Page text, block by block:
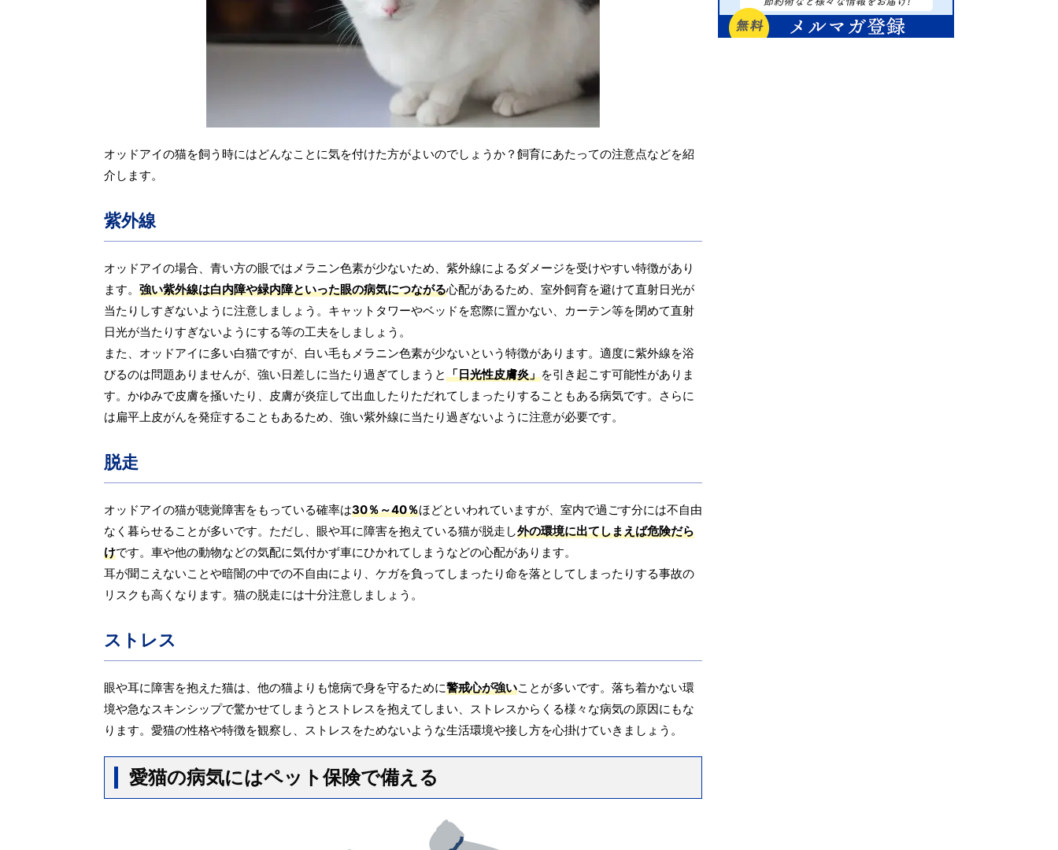
オッドアイの猫を飼う時にはどんなことに気を付けた方がよいのでしょうか？飼育にあたっての注意点などを紹
介します。
紫外線
オッドアイの場合、青い方の眼ではメラニン色素が少ないため、紫外線によるダメージを受けやすい特徴があり
ます。 強い紫外線は白内障や緑内障といった眼の病気につながる心配があるため、室外飼育を避けて直射日光が
当たりしすぎないように注意しましょう。キャットタワーやベッドを窓際に置かない、カーテン等を閉めて直射
日光が当たりすぎないようにする等の工夫をしましょう。
また、オッドアイに多い白猫ですが、白い毛もメラニン色素が少ないという特徴があります。適度に紫外線を浴
びるのは問題ありませんが、強い日差しに当たり過ぎてしまうと「日光性皮膚炎」を引き起こす可能性がありま
す。かゆみで皮膚を掻いたり、皮膚が炎症して出血したりただれてしまったりすることもある病気です。さらに
は扁平上皮がんを発症することもあるため、強い紫外線に当たり過ぎないように注意が必要です。
脱走
オッドアイの猫が聴覚障害をもっている確率は30％～40％ほどといわれていますが、室内で過ごす分には不自由
なく暮らせることが多いです。ただし、眼や耳に障害を抱えている猫が脱走し外の環境に出てしまえば危険だら
けです。車や他の動物などの気配に気付かず車にひかれてしまうなどの心配があります。
耳が聞こえないことや暗闇の中での不自由により、ケガを負ってしまったり命を落としてしまったりする事故の
リスクも高くなります。猫の脱走には十分注意しましょう。
ストレス
眼や耳に障害を抱えた猫は、他の猫よりも憶病で身を守るために警戒心が強いことが多いです。落ち着かない環
境や急なスキンシップで驚かせてしまうとストレスを抱えてしまい、ストレスからくる様々な病気の原因にもな
ります。愛猫の性格や特徴を観察し、ストレスをためないような生活環境や接し方を心掛けていきましょう。
愛猫の病気にはペット保険で備える